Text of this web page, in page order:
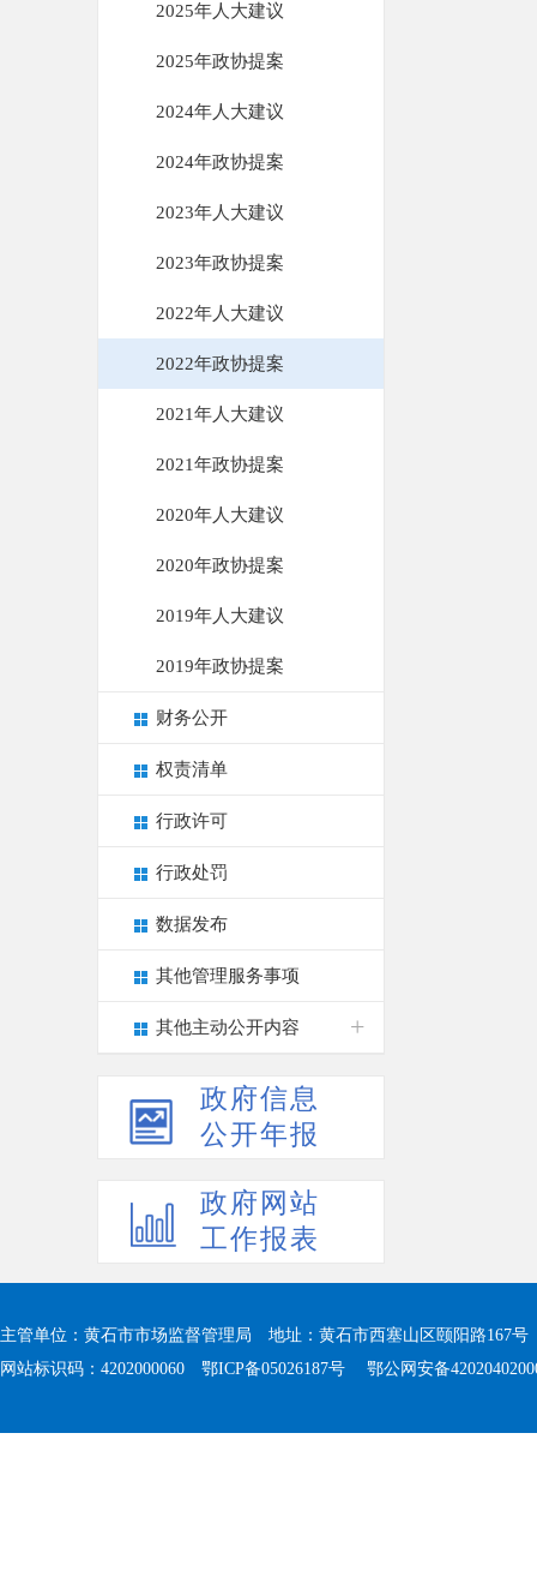
2025年人大建议
2025年政协提案
2024年人大建议
2024年政协提案
2023年人大建议
2023年政协提案
2022年人大建议
2022年政协提案
2021年人大建议
2021年政协提案
2020年人大建议
2020年政协提案
2019年人大建议
2019年政协提案
财务公开
权责清单
行政许可
行政处罚
数据发布
其他管理服务事项
其他主动公开内容
政府信息
公开年报
政府网站
工作报表
主管单位：黄石市市场监督管理局 地址：黄石市西塞山区颐阳路167号
网站标识码：4202000060 鄂ICP备05026187号 鄂公网安备